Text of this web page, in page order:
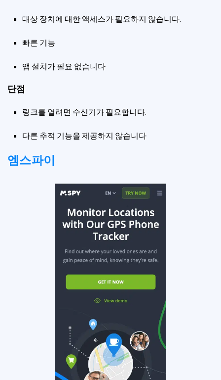
대상 장치에 대한 액세스가 필요하지 않습니다.
빠른 기능
앱 설치가 필요 없습니다
단점
링크를 열려면 수신기가 필요합니다.
다른 추적 기능을 제공하지 않습니다
엠스파이